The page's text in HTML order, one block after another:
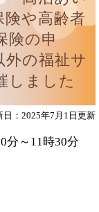
や高齢者
険の申
外の福祉サ
しました
日：2025年7月1日更新
分～11時30分